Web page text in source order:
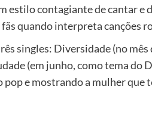
estilo contagiante de cantar
quando interpreta canções
singles: Diversidade (no mês
(em junho, como tema do
pop e mostrando a mulher que